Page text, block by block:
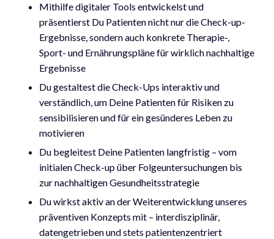
Mithilfe digitaler Tools entwickelst und
präsentierst Du Patienten nicht nur die Check-up-
Ergebnisse, sondern auch konkrete Therapie-,
Sport- und Ernährungspläne für wirklich nachhaltige
Ergebnisse
Du gestaltest die Check-Ups interaktiv und
verständlich, um Deine Patienten für Risiken zu
sensibilisieren und für ein gesünderes Leben zu
motivieren
Du begleitest Deine Patienten langfristig – vom
initialen Check-up über Folgeuntersuchungen bis
zur nachhaltigen Gesundheitsstrategie
Du wirkst aktiv an der Weiterentwicklung unseres
präventiven Konzepts mit – interdisziplinär,
datengetrieben und stets patientenzentriert